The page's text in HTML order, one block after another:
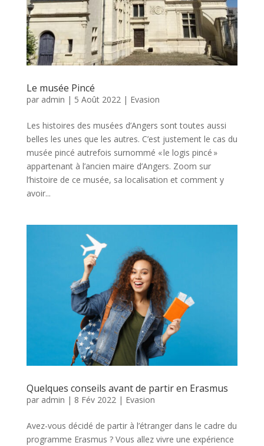
Le musée Pincé
par admin | 5 Août 2022| Evasion
Les histoires des musées d’Angers sont toutes aussi
belles les unes que les autres. C’est justement le cas du
musée pincé autrefois surnommé « le logis pincé »
appartenant à l’ancien maire d’Angers. Zoom sur
l’histoire de ce musée, sa localisation et comment y
avoir...
Quelques conseils avant de partir en Erasmus
par admin | 8 Fév 2022| Evasion
Avez-vous décidé de partir à l’étranger dans le cadre du
programme Erasmus ? Vous allez vivre une expérience